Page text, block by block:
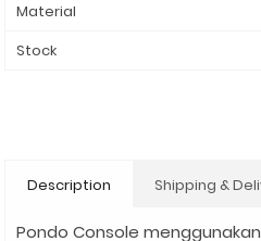
Material
Stock
Description Shipping &
Pondo Console